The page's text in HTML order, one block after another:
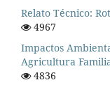
Relato Técnico:
4967
Impactos
Agricultura
4836